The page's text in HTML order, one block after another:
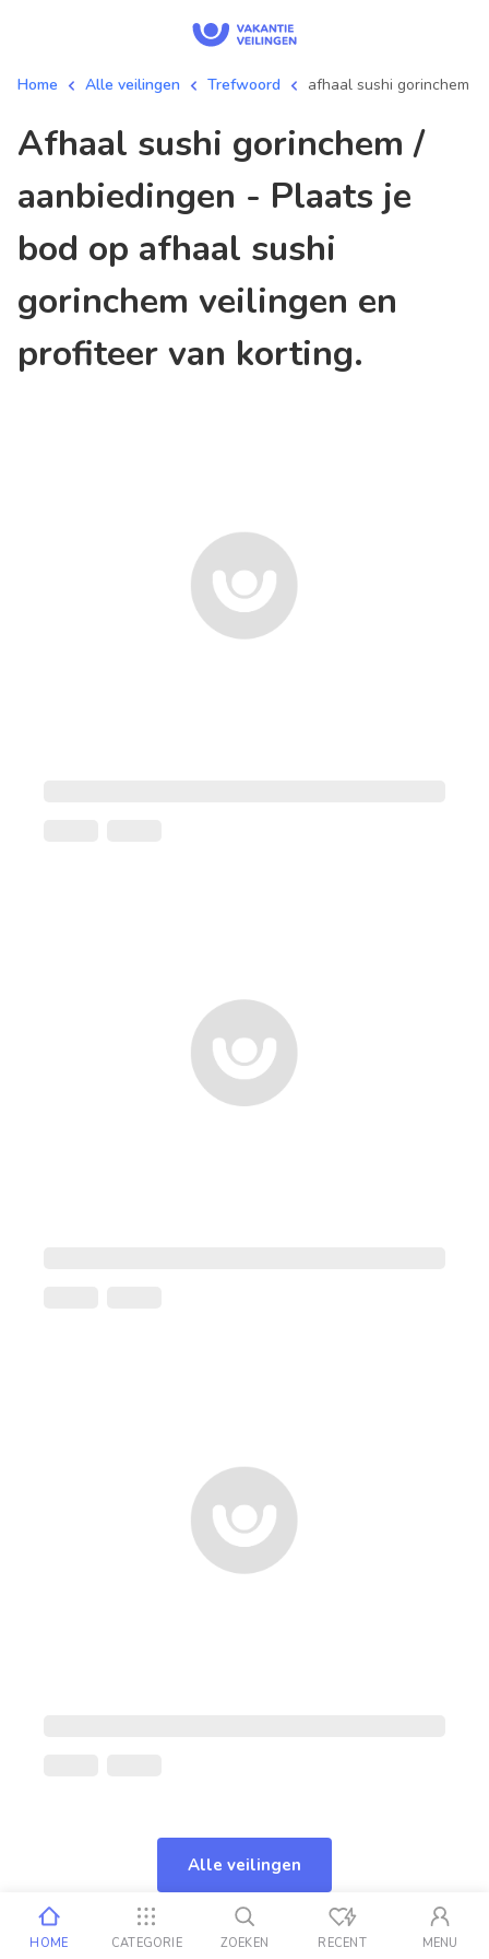
Home Alle veilingen Trefwoord afhaal sushi gorinchem
afhaal sushi gorinchem /
aanbiedingen - Plaats je
bod op afhaal sushi
gorinchem veilingen en
profiteer van korting.
Alle veilingen
HOME CATEGORIE ZOEKEN RECENT MENU